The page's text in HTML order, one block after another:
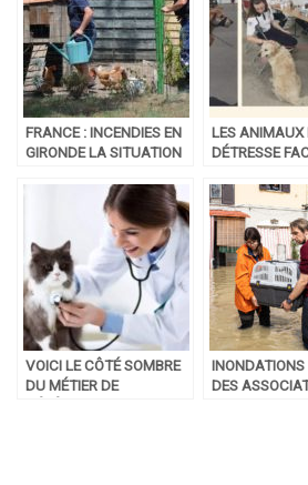
FRANCE : INCENDIES EN
GIRONDE LA SITUATION
LES ANIMAUX
DÉTRESSE
VOICI LE CÔTÉ SOMBRE
DU MÉTIER DE
INONDATIONS
DES